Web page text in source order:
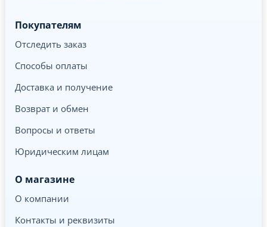
Покупателям
Отследить заказ
Способы оплаты
Доставка и получение
Возврат и обмен
Вопросы и ответы
Юридическим лицам
О магазине
О компании
Контакты и реквизиты